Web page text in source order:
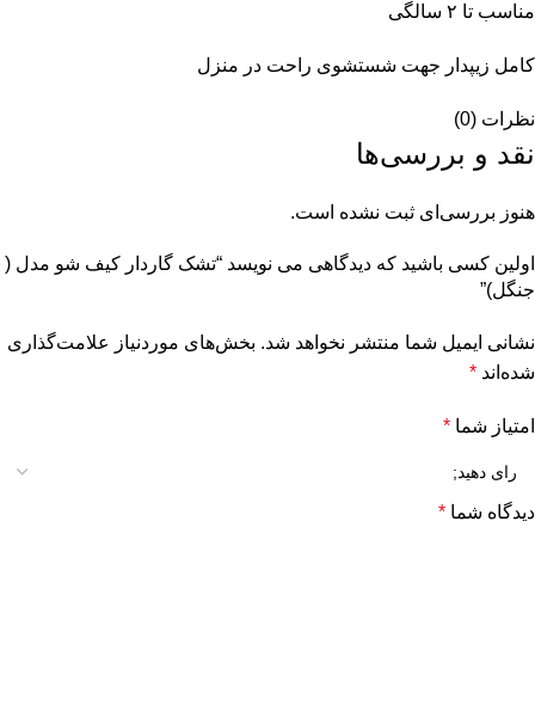
مناسب تا ۲ سالگی
کامل زیپدار جهت شستشوی راحت در منزل
نظرات (0)
نقد و بررسی‌ها
هنوز بررسی‌ای ثبت نشده است.
اولین کسی باشید که دیدگاهی می نویسد “تشک گاردار کیف شو مدل (
جنگل)”
نشانی ایمیل شما منتشر نخواهد شد. بخش‌های موردنیاز علامت‌گذاری
شده‌اند *
امتیاز شما *
دیدگاه شما *